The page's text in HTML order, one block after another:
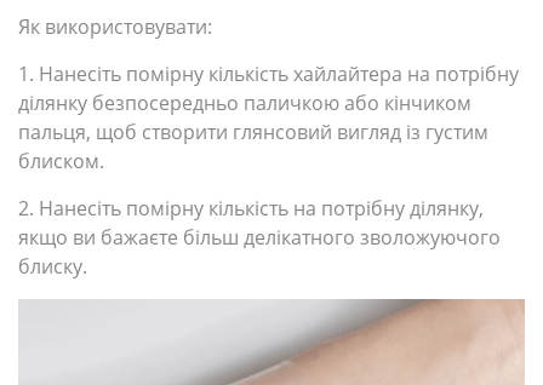
Як використовувати:
1. Нанесіть помірну кількість хайлайтера на потрібну
ділянку безпосередньо паличкою або кінчиком
пальця, щоб створити глянсовий вигляд із густим
блиском.
2. Нанесіть помірну кількість на потрібну ділянку,
якщо ви бажаєте більш делікатного зволожуючого
блиску.